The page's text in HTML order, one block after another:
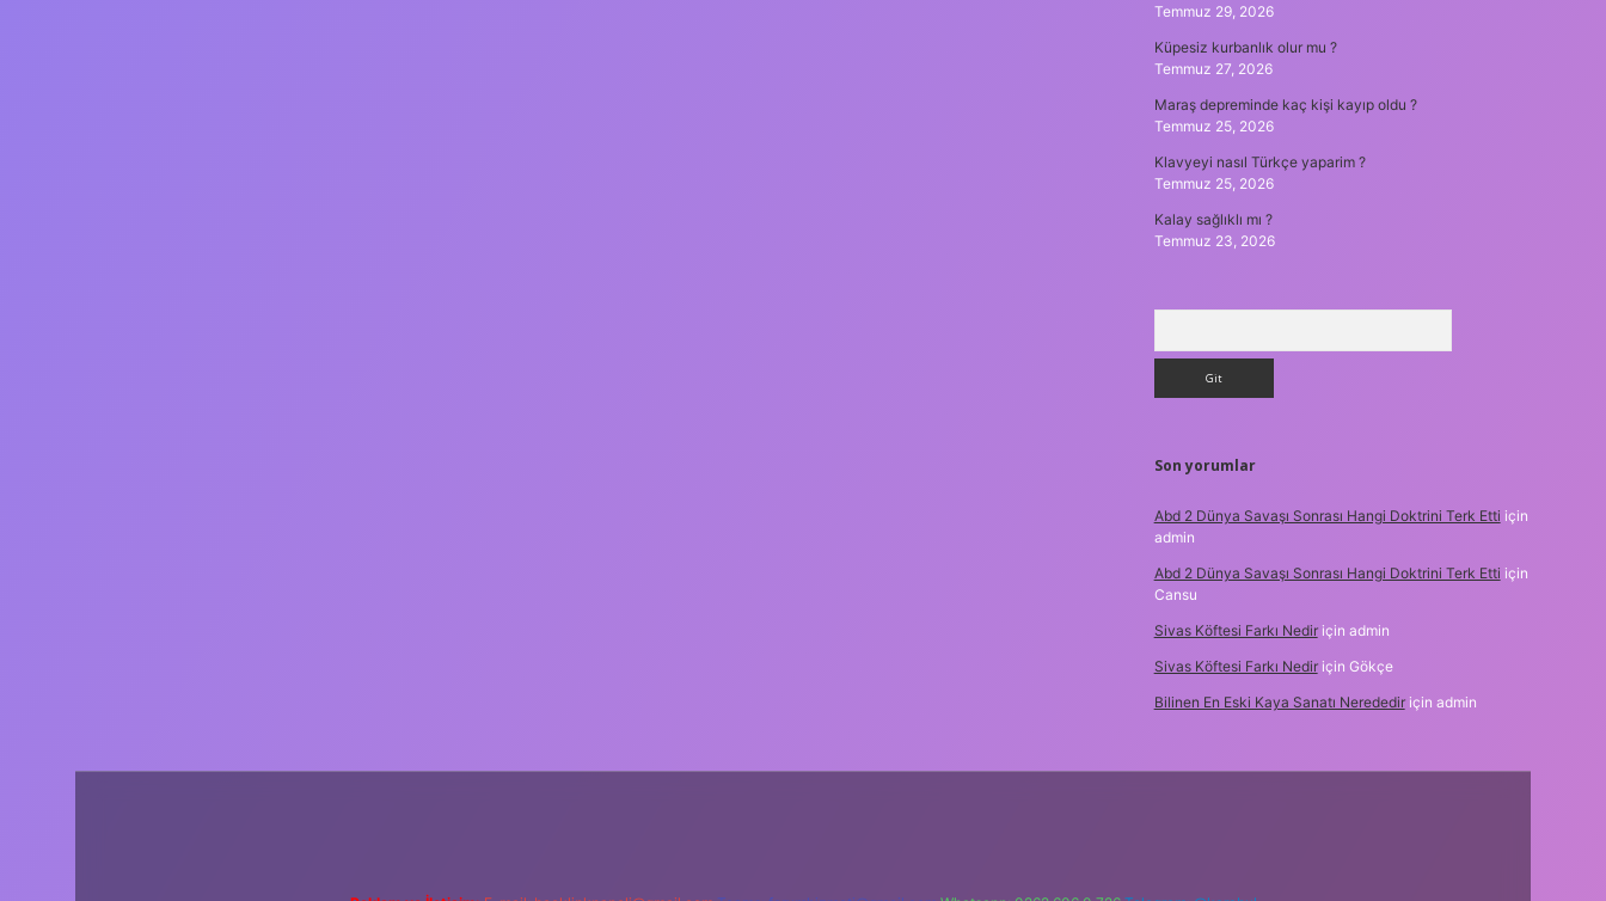
Temmuz 29, 2026
Küpesiz kurbanlık olur mu ?
Temmuz 27, 2026
Maraş depreminde kaç kişi kayıp oldu ?
Temmuz 25, 2026
Klavyeyi nasıl Türkçe yaparim ?
Temmuz 25, 2026
Kalay sağlıklı mı ?
Temmuz 23, 2026
Son yorumlar
Abd 2 Dünya Savaşı Sonrası Hangi Doktrini Terk Etti için
admin
Abd 2 Dünya Savaşı Sonrası Hangi Doktrini Terk Etti için
Cansu
Sivas Köftesi Farkı Nediriçin admin
Sivas Köftesi Farkı Nediriçin Gökçe
Bilinen En Eski Kaya Sanatı Neredediriçin admin